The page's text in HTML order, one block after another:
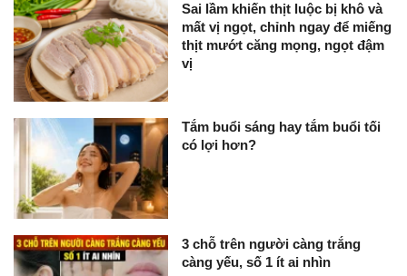
Sai lầm khiến thịt luộc bị khô và
mất vị ngọt, chỉnh ngay để miếng
thịt mướt căng mọng, ngọt đậm
vị
Tắm buổi sáng hay tắm buổi tối
có lợi hơn?
3 chỗ trên người càng trắng
càng yếu, số 1 ít ai nhìn